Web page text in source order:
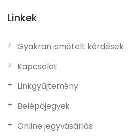
Linkek
Gyakran ismételt kérdések
Kapcsolat
Linkgyűjtemény
Belépőjegyek
Online jegyvásárlás